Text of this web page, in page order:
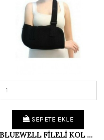
SEPETE EKLE
BLUEWELL FİLELİ KOL ASKISI SİYAH (L)WELL100